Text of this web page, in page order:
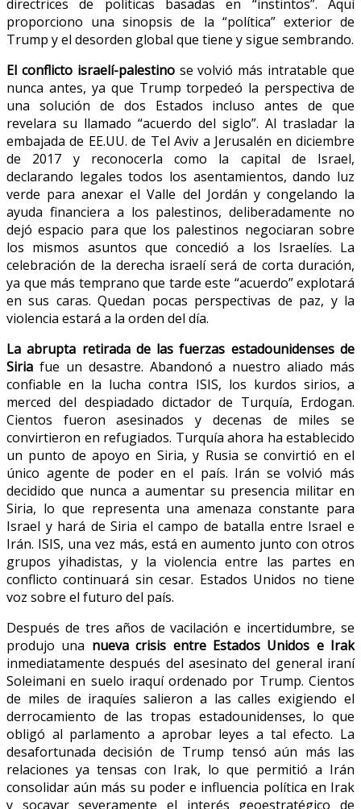
directrices de políticas basadas en “instintos”. Aquí
proporciono una sinopsis de la “política” exterior de
Trump y el desorden global que tiene y sigue sembrando.
El conflicto israelí-palestinose volvió más intratable que
nunca antes, ya que Trump torpedeó la perspectiva de
una solución de dos Estados incluso antes de que
revelara su llamado “acuerdo del siglo”. Al trasladar la
embajada de EE.UU. de Tel Aviv a Jerusalén en diciembre
de 2017 y reconocerla como la capital de Israel,
declarando legales todos los asentamientos, dando luz
verde para anexar el Valle del Jordán y congelando la
ayuda financiera a los palestinos, deliberadamente no
dejó espacio para que los palestinos negociaran sobre
los mismos asuntos que concedió a los Israelíes. La
celebración de la derecha israelí será de corta duración,
ya que más temprano que tarde este “acuerdo” explotará
en sus caras. Quedan pocas perspectivas de paz, y la
violencia estará a la orden del día.
La abrupta retirada de las fuerzas estadounidenses de
Siria fue un desastre. Abandonó a nuestro aliado más
confiable en la lucha contra ISIS, los kurdos sirios, a
merced del despiadado dictador de Turquía, Erdogan.
Cientos fueron asesinados y decenas de miles se
convirtieron en refugiados. Turquía ahora ha establecido
un punto de apoyo en Siria, y Rusia se convirtió en el
único agente de poder en el país. Irán se volvió más
decidido que nunca a aumentar su presencia militar en
Siria, lo que representa una amenaza constante para
Israel y hará de Siria el campo de batalla entre Israel e
Irán. ISIS, una vez más, está en aumento junto con otros
grupos yihadistas, y la violencia entre las partes en
conflicto continuará sin cesar. Estados Unidos no tiene
voz sobre el futuro del país.
Después de tres años de vacilación e incertidumbre, se
produjo una nueva crisis entre Estados Unidos e Irak
inmediatamente después del asesinato del general iraní
Soleimani en suelo iraquí ordenado por Trump. Cientos
de miles de iraquíes salieron a las calles exigiendo el
derrocamiento de las tropas estadounidenses, lo que
obligó al parlamento a aprobar leyes a tal efecto. La
desafortunada decisión de Trump tensó aún más las
relaciones ya tensas con Irak, lo que permitió a Irán
consolidar aún más su poder e influencia política en Irak
y socavar severamente el interés geoestratégico de